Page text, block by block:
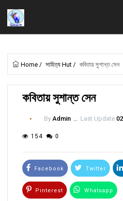
Home / সাহিত্য Hut / কবিতায় সুশান্ত সেন
কবিতায় সুশান্ত সেন
By Admin ــ Last Update
154 0
Facebook Twitter
Pinterest Whatsapp